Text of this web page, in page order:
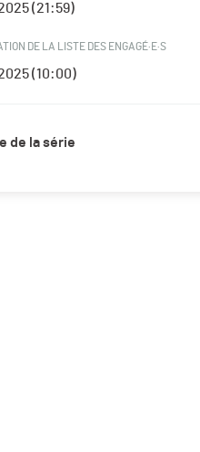
(21:59)
DE LA LISTE DES ENGAGÉ·E·S
(10:00)
de la série